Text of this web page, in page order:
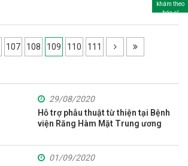
107 108 109 110 111
29/08/2020
Hỗ trợ phẫu thuật từ thiện tại Bệnh
viện Răng Hàm Mặt Trung ương
01/09/2020
khám theo
bác sĩ